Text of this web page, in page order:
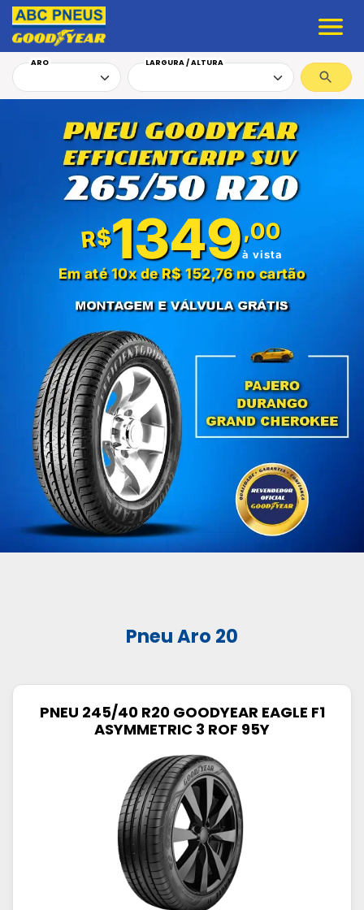
ARO LARGURA / ALTURA
R$1349,00
à vista
Em até 10x de R$ 152,76 no cartão
Pneu Aro 20
PNEU 245/40 R20 GOODYEAR EAGLE F1
ASYMMETRIC 3 ROF 95Y